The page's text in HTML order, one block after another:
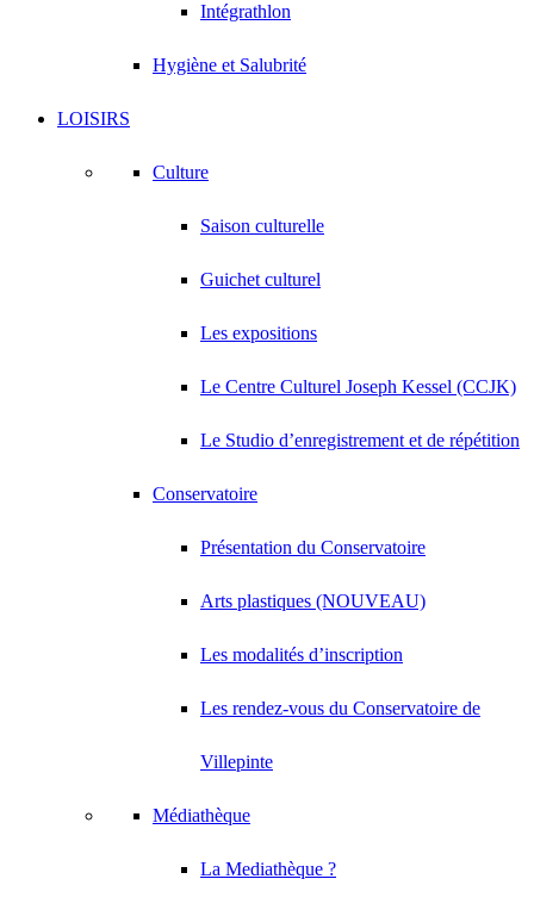
Intégrathlon
Hygiène et Salubrité
LOISIRS
Culture
Saison culturelle
Guichet culturel
Les expositions
Le Centre Culturel Joseph Kessel (CCJK)
Le Studio d’enregistrement et de répétition
Conservatoire
Présentation du Conservatoire
Arts plastiques (NOUVEAU)
Les modalités d’inscription
Les rendez-vous du Conservatoire de
Villepinte
Médiathèque
La Mediathèque ?